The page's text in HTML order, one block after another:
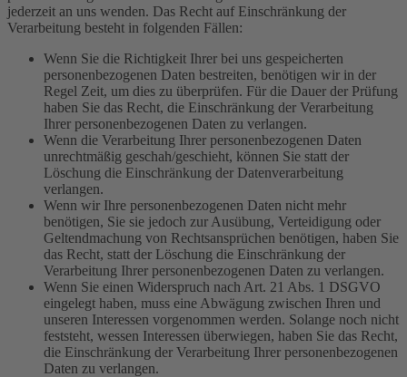
jederzeit an uns wenden. Das Recht auf Einschränkung der
Verarbeitung besteht in folgenden Fällen:
Wenn Sie die Richtigkeit Ihrer bei uns gespeicherten
personenbezogenen Daten bestreiten, benötigen wir in der
Regel Zeit, um dies zu überprüfen. Für die Dauer der Prüfung
haben Sie das Recht, die Einschränkung der Verarbeitung
Ihrer personenbezogenen Daten zu verlangen.
Wenn die Verarbeitung Ihrer personenbezogenen Daten
unrechtmäßig geschah/geschieht, können Sie statt der
Löschung die Einschränkung der Datenverarbeitung
verlangen.
Wenn wir Ihre personenbezogenen Daten nicht mehr
benötigen, Sie sie jedoch zur Ausübung, Verteidigung oder
Geltendmachung von Rechtsansprüchen benötigen, haben Sie
das Recht, statt der Löschung die Einschränkung der
Verarbeitung Ihrer personenbezogenen Daten zu verlangen.
Wenn Sie einen Widerspruch nach Art. 21 Abs. 1 DSGVO
eingelegt haben, muss eine Abwägung zwischen Ihren und
unseren Interessen vorgenommen werden. Solange noch nicht
feststeht, wessen Interessen überwiegen, haben Sie das Recht,
die Einschränkung der Verarbeitung Ihrer personenbezogenen
Daten zu verlangen.